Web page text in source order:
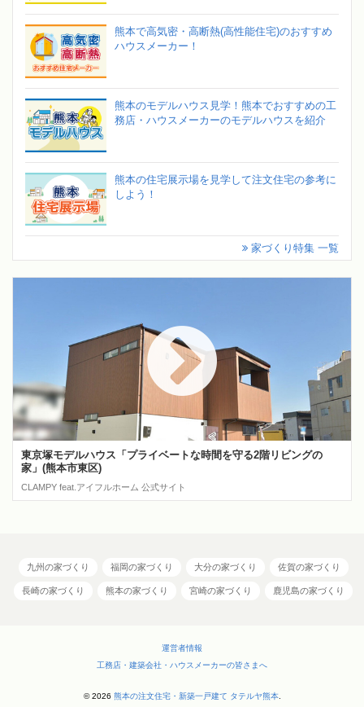
熊本で高気密・高断熱(高性能住宅)のおすすめ
ハウスメーカー！
熊本のモデルハウス見学！熊本でおすすめの工
務店・ハウスメーカーのモデルハウスを紹介
熊本の住宅展示場を見学して注文住宅の参考に
しよう！
家づくり特集 一覧
東京塚モデルハウス「プライベートな時間を守る2階リビングの
家」(熊本市東区)
CLAMPY feat.アイフルホーム 公式サイト
九州の家づくり 福岡の家づくり 大分の家づくり 佐賀の家づくり
長崎の家づくり 熊本の家づくり 宮崎の家づくり 鹿児島の家づくり
運営者情報
工務店・建築会社・ハウスメーカーの皆さまへ
© 2026 熊本の注文住宅・新築一戸建て タテルヤ熊本.